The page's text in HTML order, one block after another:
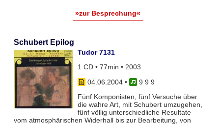
»zur Besprechung«
Schubert Epilog
Tudor 7131
1 CD • 77min • 2003
04.06.2004•
9 9 9
Fünf Komponisten, fünf Versuche über
die wahre Art, mit Schubert umzugehen,
fünf völlig unterschiedliche Resultate
vom atmosphärischen Widerhall bis zur Bearbeitung, von